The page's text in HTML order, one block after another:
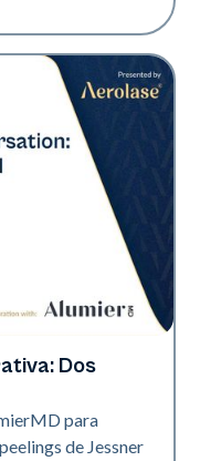
Dos
para
de Jessner